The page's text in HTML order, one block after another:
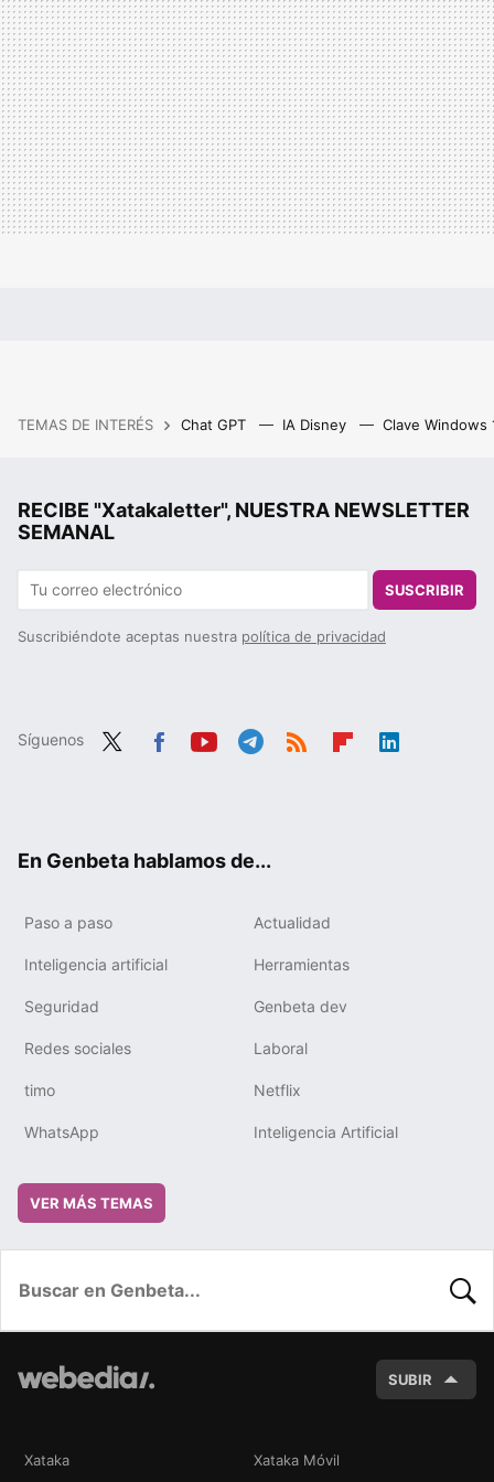
TEMAS DE INTERÉS Chat GPT IA Disney Clave Windows
RECIBE "Xatakaletter", NUESTRA NEWSLETTER
SEMANAL
SUSCRIBIR
Suscribiéndote aceptas nuestra política de privacidad
Síguenos
En Genbeta hablamos de...
Paso a paso Actualidad
Inteligencia artificial Herramientas
Seguridad Genbeta dev
Redes sociales Laboral
timo Netflix
WhatsApp Inteligencia Artificial
VER MÁS TEMAS
SUBIR
Xataka Xataka Móvil